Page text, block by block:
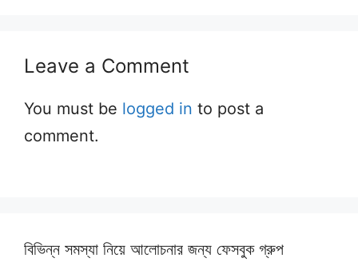
Leave a Comment
You must be logged in to post a
comment.
বিভিন্ন সমস্যা নিয়ে আলোচনার জন্য ফেসবুক গ্রুপ